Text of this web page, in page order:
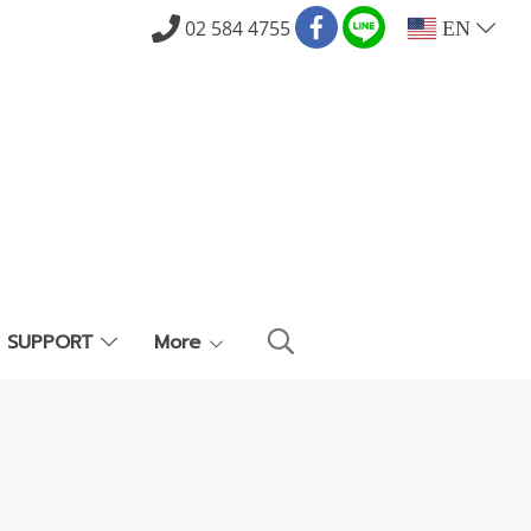
02 584 4755 EN
SUPPORT More